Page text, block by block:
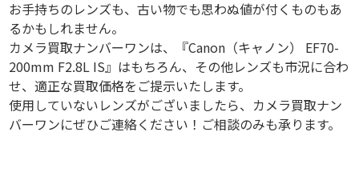
お手持ちのレンズも、古い物でも思わぬ値が付くものもあ
るかもしれません。
カメラ買取ナンバーワンは、『Canon（キャノン） EF70-
200mm F2.8L IS』はもちろん、その他レンズも市況に合わ
せ、適正な買取価格をご提示いたします。
使用していないレンズがございましたら、カメラ買取ナン
バーワンにぜひご連絡ください！ご相談のみも承ります。